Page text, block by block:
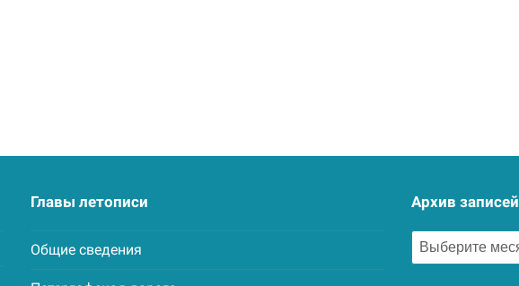
Главы летописи
Общие сведения
Архив записей
Архив
записей